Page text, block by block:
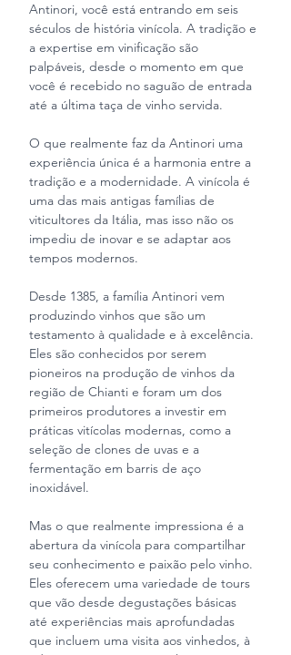
Antinori, você está entrando em seis
séculos de história vinícola. A tradição e
a expertise em vinificação são
palpáveis, desde o momento em que
você é recebido no saguão de entrada
até a última taça de vinho servida.
O que realmente faz da Antinori uma
experiência única é a harmonia entre a
tradição e a modernidade. A vinícola é
uma das mais antigas famílias de
viticultores da Itália, mas isso não os
impediu de inovar e se adaptar aos
tempos modernos.
Desde 1385, a família Antinori vem
produzindo vinhos que são um
testamento à qualidade e à excelência.
Eles são conhecidos por serem
pioneiros na produção de vinhos da
região de Chianti e foram um dos
primeiros produtores a investir em
práticas vitícolas modernas, como a
seleção de clones de uvas e a
fermentação em barris de aço
inoxidável.
Mas o que realmente impressiona é a
abertura da vinícola para compartilhar
seu conhecimento e paixão pelo vinho.
Eles oferecem uma variedade de tours
que vão desde degustações básicas
até experiências mais aprofundadas
que incluem uma visita aos vinhedos, à